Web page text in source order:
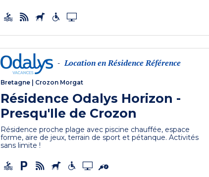
- Location en Résidence Référence
Bretagne Crozon Morgat
Résidence Odalys Horizon -
Presqu'Ile de Crozon
Résidence proche plage avec piscine chauffée, espace
forme, aire de jeux, terrain de sport et pétanque. Activités
sans limite !